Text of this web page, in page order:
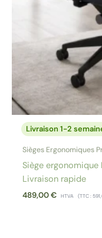
Livraison 1-2
Sièges Ergonomiques
Siège ergonomique
Livraison rapide
489,00€ HTVA (TTC :